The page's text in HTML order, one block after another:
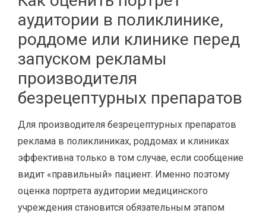
аудитории в поликлинике,
роддоме или клинике перед
запуском рекламы
производителя
безрецептурных препаратов
Для производителя безрецептурных препаратов
реклама в поликлиниках, роддомах и клиниках
эффективна только в том случае, если сообщение
видит «правильный» пациент. Именно поэтому
оценка портрета аудитории медицинского
учреждения становится обязательным этапом